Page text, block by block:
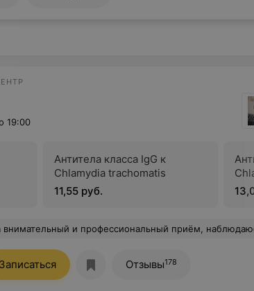
19:00
Антитела класса IgG к
Chlamydia trachomatis
11,55 руб.
приём, наблюдаюсь у доктора Янушко Татьяны Владимировны, осталась очень довольна приёмом, и результатом конечно! Огромное Вам
Записаться Отзывы178